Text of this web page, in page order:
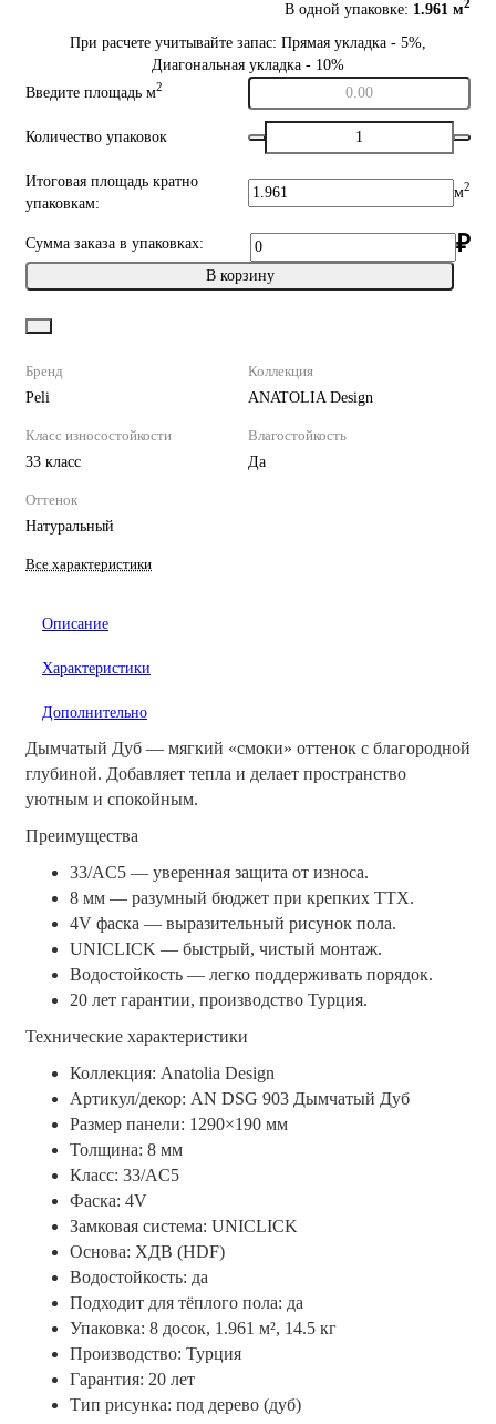
В одной упаковке: 1.961 м2
При расчете учитывайте запас: Прямая укладка - 5%,
Диагональная укладка - 10%
Введите площадь м2
Количество упаковок
Итоговая площадь кратно
упаковкам:
м2
Сумма заказа в упаковках: ₽
В корзину
Бренд
Peli
Коллекция
ANATOLIA Design
Класс износостойкости
33 класс
Влагостойкость
Да
Оттенок
Натуральный
Все характеристики
Описание
Характеристики
Дополнительно
Дымчатый Дуб — мягкий «смоки» оттенок с благородной
глубиной. Добавляет тепла и делает пространство
уютным и спокойным.
Преимущества
33/AC5 — уверенная защита от износа.
8 мм — разумный бюджет при крепких ТТХ.
4V фаска — выразительный рисунок пола.
UNICLICK — быстрый, чистый монтаж.
Водостойкость — легко поддерживать порядок.
20 лет гарантии, производство Турция.
Технические характеристики
Коллекция: Anatolia Design
Артикул/декор: AN DSG 903 Дымчатый Дуб
Размер панели: 1290×190 мм
Толщина: 8 мм
Класс: 33/AC5
Фаска: 4V
Замковая система: UNICLICK
Основа: ХДВ (HDF)
Водостойкость: да
Подходит для тёплого пола: да
Упаковка: 8 досок, 1.961 м², 14.5 кг
Производство: Турция
Гарантия: 20 лет
Тип рисунка: под дерево (дуб)